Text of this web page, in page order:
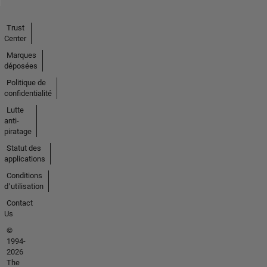
Trust
Center
Marques
déposées
Politique de
confidentialité
Lutte
anti-
piratage
Statut des
applications
Conditions
d՚utilisation
Contact
Us
©
1994-
2026
The